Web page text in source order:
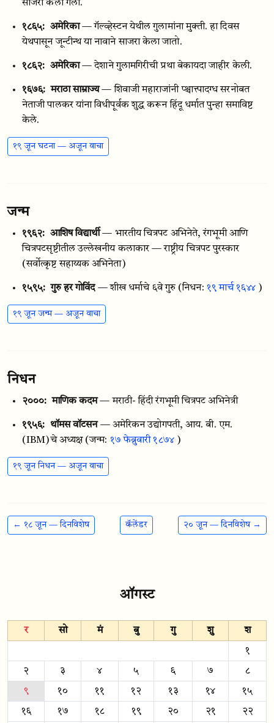
साजरा केला गेला.
१८६५: अमेरिका — गॅल्व्हेस्टन येथील गुलामांना मुक्ती. हा दिवस
येथपासून जून्टीन्थ या नावाने साजरा केला जातो.
१८६२: अमेरिका — देशाने गुलामगिरीची प्रथा बेकायदा जाहीर केली.
१६७६: मराठा साम्राज्य — शिवाजी महाराजांनी प्श्चात्त्पादग्ध सरनोबत
नेताजी पालकर यांना विधीपूर्वक शुद्ध करून हिंदू धर्मात पुन्हा समाविष्ट
केले.
१९ जून घटना — अजून वाचा
जन्म
१९६२: आशिष विद्यार्थी — भारतीय चित्रपट अभिनेते, रंगभूमी आणि
चित्रपटसृष्टीतील उल्लेखनीय कलाकार — राष्ट्रीय चित्रपट पुरस्कार
(सर्वोत्कृष्ट सहाय्यक अभिनेता)
१५९५: गुरु हर गोविंद — शीख धर्माचे ६वे गुरु (निधन: १९ मार्च १६४४)
१९ जून जन्म — अजून वाचा
निधन
२०००: माणिक कदम — मराठी- हिंदी रंगभूमी चित्रपट अभिनेत्री
१९५६: थॉमस वॉटसन — अमेरिकन उद्योगपती, आय. बी. एम.
(IBM)चे अध्यक्ष (जन्म: १७ फेब्रुवारी १८७४)
१९ जून निधन — अजून वाचा
← १८ जून — दिनविशेष कॅलेंडर २० जून — दिनविशेष →
ऑगस्ट
र सो मं बु गु शु श
१
२ ३ ४ ५ ६ ७ ८
९ १० ११ १२ १३ १४ १५
१६ १७ १८ १९ २० २१ २२